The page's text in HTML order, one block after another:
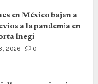
en México bajan a
a la pandemia en
Inegi
2026 0